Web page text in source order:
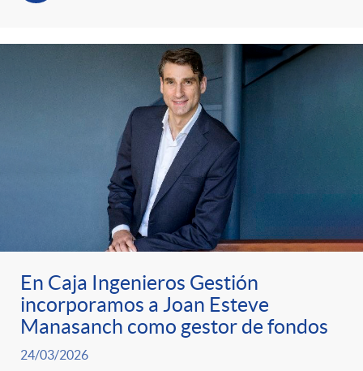
En Caja Ingenieros Gestión
incorporamos a Joan Esteve
Manasanch como gestor de fondos
24/03/2026